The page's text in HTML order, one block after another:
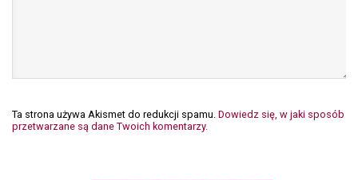
Ta strona używa Akismet do redukcji spamu. Dowiedz się, w jaki sposób
przetwarzane są dane Twoich komentarzy.